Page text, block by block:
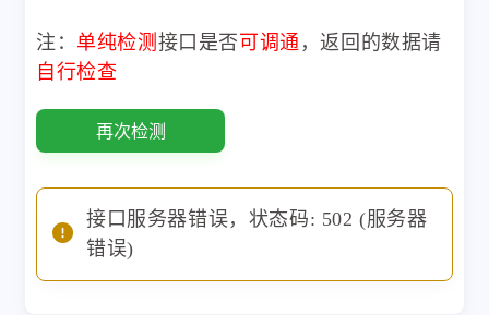
注： 单纯检测 接口是否 可调通 ，返回的数据请
自行检查
再次检测
接口服务器错误，状态码: 502 (服务器
错误)